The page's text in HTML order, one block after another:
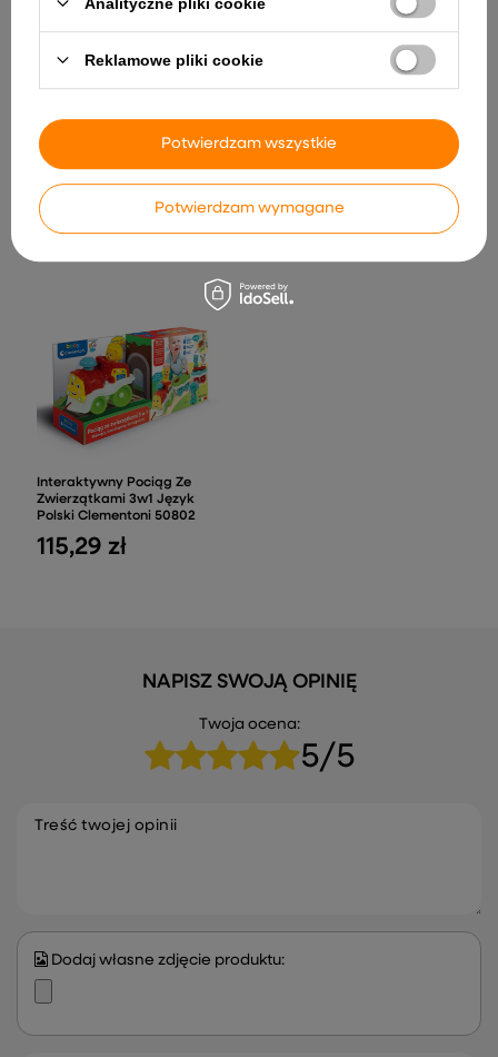
Niebieski
1 079,18 zł
Fotel Gamingowy LEAN
Obrotowy Biurowy Z
Podnóżkiem Poduszki
246,87 zł
Interaktywny Pociąg Ze
Zwierzątkami 3w1 Język
Polski Clementoni 50802
115,29 zł
NAPISZ SWOJĄ OPINIĘ
Twoja ocena:
5/5
Treść twojej opinii
Dodaj własne zdjęcie produktu:
Reklamowe pliki cookie
Potwierdzam wymagane
Potwierdzam wszystkie